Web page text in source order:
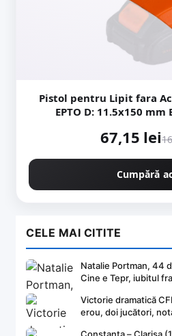
Pistol pentru Lipit fara
EPTO D: 11.5x150 mm
67,15 lei
Cumpără
CELE MAI CITITE
Natalie Portman, 44
Cine e Tepr, iubitul
Victorie dramatică
erou, doi jucători,